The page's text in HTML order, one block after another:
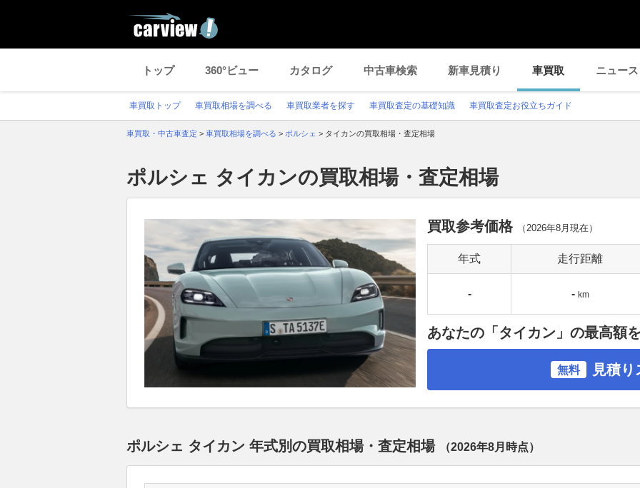
トップ 360°ビュー カタログ 中古車検索 新車見積り 車買取 ニュース
車買取トップ 車買取相場を調べる 車買取業者を探す 車買取査定の基礎知識 車買取査定お役立ちガイド
車買取・中古車査定 > 車買取相場を調べる > ポルシェ > タイカンの買取相場・査定相場
ポルシェ タイカンの買取相場・査定相場
買取参考価格 （2026年8月 現在）
年式 走行距離
- - km
あなたの「タイカン」の最高額
無料 見積
ポルシェ タイカン 年式別の買取相場・査定相場 （2026年8月 時点）